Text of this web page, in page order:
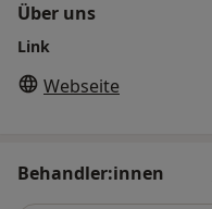
Über uns
Link
Webseite
Behandler:innen